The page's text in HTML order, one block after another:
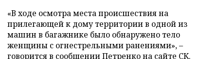
«В ходе осмотра места происшествия на
прилегающей к дому территории в одной из
машин в багажнике было обнаружено тело
женщины с огнестрельными ранениями», –
говорится в сообщении Петренко на сайте СК.